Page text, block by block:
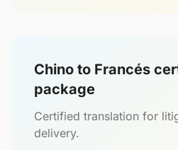
Chino to Francés
package
Certified translation for
delivery.